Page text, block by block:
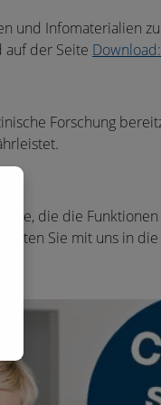
und Infomaterialien
auf der Seite
Forschung
die die
Sie mit uns in